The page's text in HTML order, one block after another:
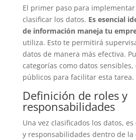
El primer paso para implementar
clasificar los datos. Es esencial
de información maneja tu
utiliza. Esto te permitirá
datos de manera más efectiva.
categorías como datos
públicos para facilitar esta tarea.
Definición de roles y
responsabilidades
Una vez clasificados los datos,
y responsabilidades dentro de la